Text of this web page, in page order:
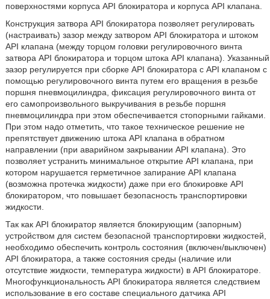
поверхностями корпуса API блокиратора и корпуса API клапана.
Конструкция затвора API блокиратора позволяет регулировать
(настраивать) зазор между затвором API блокиратора и штоком
API клапана (между торцом головки регулировочного винта
затвора API блокиратора и торцом штока API клапана). Указанный
зазор регулируется при сборке API блокиратора с API клапаном с
помощью регулировочного винта путем его вращения в резьбе
поршня пневмоцилиндра, фиксация регулировочного винта от
его самопроизвольного выкручивания в резьбе поршня
пневмоцилиндра при этом обеспечивается стопорными гайками.
При этом надо отметить, что такое техническое решение не
препятствует движению штока API клапана в обратном
направлении (при аварийном закрывании API клапана). Это
позволяет устранить минимальное открытие API клапана, при
котором нарушается герметичное запирание АPI клапана
(возможна протечка жидкости) даже при его блокировке API
блокиратором, что повышает безопасность транспортировки
жидкости.
Так как API блокиратор является блокирующим (запорным)
устройством для систем безопасной транспортировки жидкостей,
необходимо обеспечить контроль состояния (включен/выключен)
API блокиратора, а также состояния среды (наличие или
отсутствие жидкости, температура жидкости) в API блокираторе.
Многофункциональность API блокиратора является следствием
использование в его составе специального датчика API